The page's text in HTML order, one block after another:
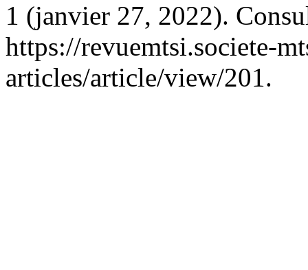
1 (janvier 27, 2022).
https://revuemtsi.societe-
articles/article/view/201.